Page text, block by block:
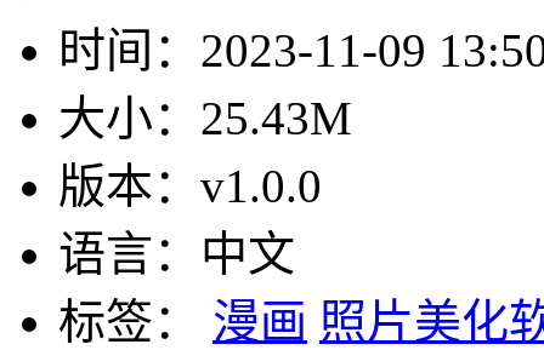
时间： 2023-11-09
大小： 25.43M
版本： v1.0.0
语言： 中文
标签：
漫画 照片美化